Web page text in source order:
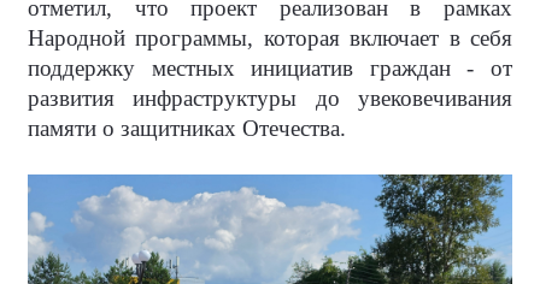
отметил, что проект реализован в рамках
Народной программы, которая включает в себя
поддержку местных инициатив граждан - от
развития инфраструктуры до увековечивания
памяти о защитниках Отечества.